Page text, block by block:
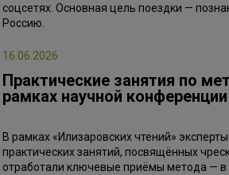
соцсетях. Основная цель поездки —
Россию.
16.06.2026
Практические занятия по
рамках научной конференции
В рамках «Илизаровских чтений»
практических занятий, посвящённых
отработали ключевые приёмы метода — в